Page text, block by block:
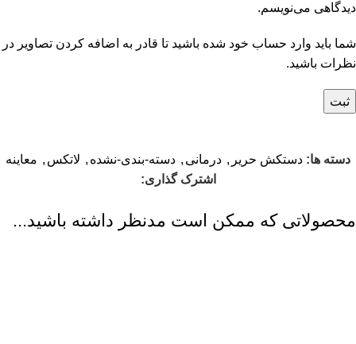
دیدگاهی می‌نویسم.
شما باید وارد حساب خود شده باشید تا قادر به اضافه کردن تصاویر در
نظرات باشید.
دسته ها: دستکش حریر , درمانی , دسته-بندی-نشده , لاتکس , معاینه
اشترک گذاری:
محصولاتی که ممکن است مدنظر داشته باشید...